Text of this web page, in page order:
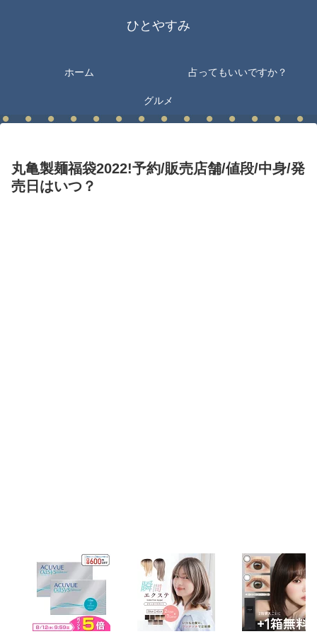
ひとやすみ
ホーム 占ってもいいですか？
グルメ
丸亀製麺福袋2022!予約/販売店舗/値段/中身/発
売日はいつ？